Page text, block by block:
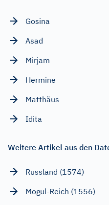
Gosina
Asad
Mirjam
Hermine
Matthäus
Idita
Weitere Artikel aus den
Russland (1574)
Mogul-Reich (1556)